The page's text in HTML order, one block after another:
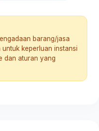
barang/jasa
keperluan instansi
dan aturan yang